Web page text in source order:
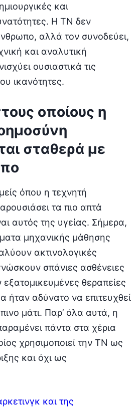
και
Η ΤΝ δεν
αλλά τον συνοδεύει,
και αναλυτική
ουσιαστικά τις
ικανότητες.
οποίους η
σταθερά με
όπου η τεχνητή
τα πιο απτά
αυτός της υγείας. Σήμερα,
μηχανικής μάθησης
ακτινολογικές
σπάνιες ασθένειες
εξατομικευμένες θεραπείες
ήταν αδύνατο να επιτευχθεί
μάτι. Παρ’ όλα αυτά, η
πάντα στα χέρια
χρησιμοποιεί την ΤΝ ως
και όχι ως
και της